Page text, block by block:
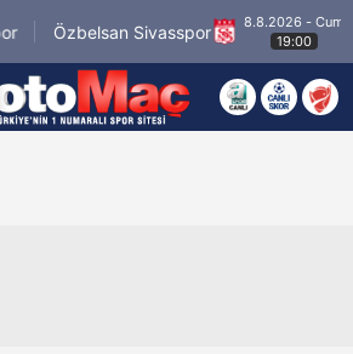
Özbelsan Sivasspor
8.8.2026 - Cum
19:00